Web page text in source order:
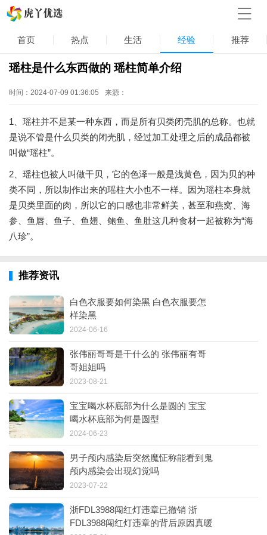
首页 热点 生活 经验 推荐
瑶柱是什么东西做的 瑶柱简单介绍
时间：2024-07-09 01:36:05 来源：
1、瑶柱并不是某一种东西，而是所有贝类闭壳肌的总称。也就
是说不管是什么贝类的闭壳肌，经过加工处理之后的成品都被
叫做“瑶柱”。
2、瑶柱也被人叫做干贝，它的色泽一般是浅黄色，因为贝的种
类不同，所以制作出来的瑶柱大小也不一样。因为瑶柱本身就
是贝类里面的肉，所以它的口感也非常鲜美，甚至和燕窝、海
参、鱼唇、鱼子、鱼翅、鲍鱼、鱼肚这几种食材一起被称为“海
八珍”。
推荐资讯
白色衣服要如何染黑 白色衣服要怎
样染黑
2024-06-16
张伟丽哥哥是干什么的 张伟丽有哥
哥姐姐吗
2023-08-21
宝宝喝水杯底部为什么是圆的 宝宝
喝水杯底部为何是圆型
2024-06-23
男子颅内感染后突然魔怔称能看到鬼
颅内感染会出现幻觉吗
2023-07-22
浙FDL3988闯红灯违章已撤销 浙
FDL3988闯红灯违章的背后原因真暖